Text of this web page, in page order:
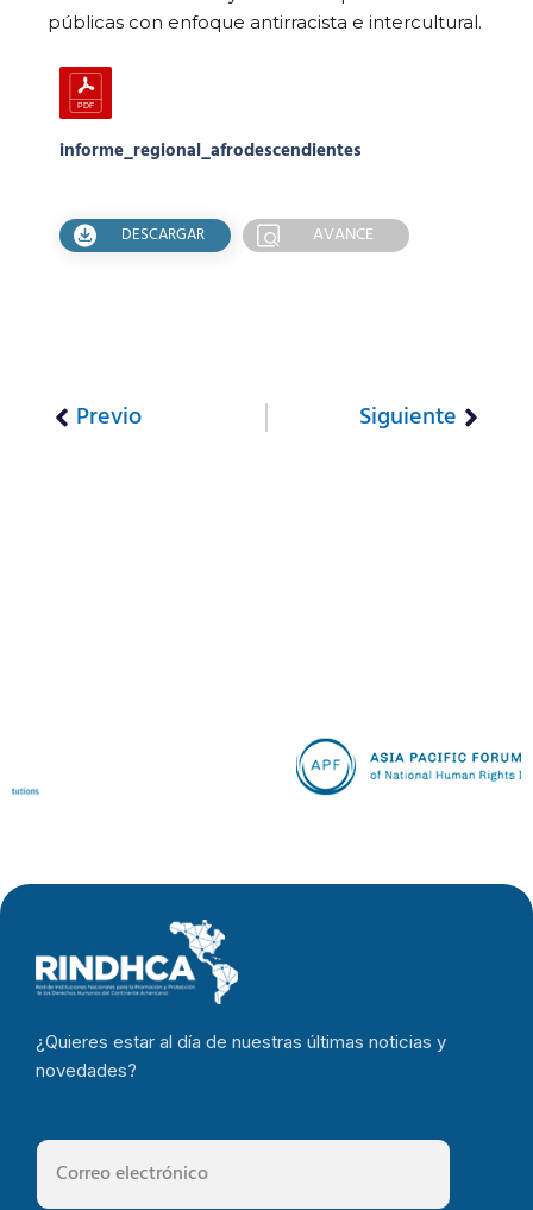
públicas con enfoque antirracista e intercultural.
informe_regional_afrodescendientes
DESCARGAR AVANCE
Previo Siguiente
¿Quieres estar al día de nuestras últimas noticias y
novedades?